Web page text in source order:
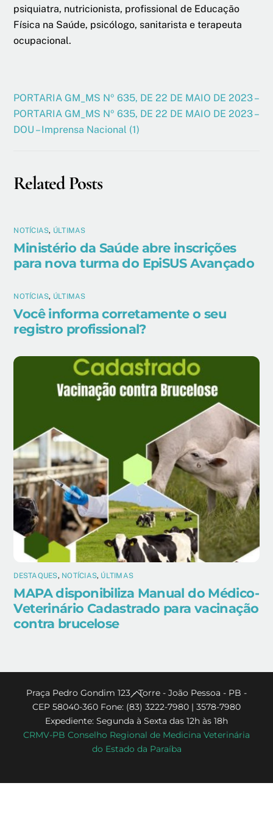
psiquiatra, nutricionista, profissional de Educação
Física na Saúde, psicólogo, sanitarista e terapeuta
ocupacional.
PORTARIA GM_MS Nº 635, DE 22 DE MAIO DE 2023 –
PORTARIA GM_MS Nº 635, DE 22 DE MAIO DE 2023 –
DOU – Imprensa Nacional (1)
Related Posts
NOTÍCIAS, ÚLTIMAS
Ministério da Saúde abre inscrições
para nova turma do EpiSUS Avançado
NOTÍCIAS, ÚLTIMAS
Você informa corretamente o seu
registro profissional?
DESTAQUES, NOTÍCIAS, ÚLTIMAS
MAPA disponibiliza Manual do Médico-
Veterinário Cadastrado para vacinação
contra brucelose
Back
To
Top
Praça Pedro Gondim 123 - Torre - João Pessoa - PB -
CEP 58040-360 Fone: (83) 3222-7980 | 3578-7980
Expediente: Segunda à Sexta das 12h às 18h
CRMV-PB Conselho Regional de Medicina Veterinária
do Estado da Paraíba